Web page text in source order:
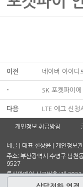
이전 네이버 아이디
- SK 포켓파이
다음 LTE 에그 신청
개인정보 취급방침
네클 | 대표:한상윤 | 개인정보
주소: 부산광역시 수영구 남
9527
통신판매업 신고번호 :제